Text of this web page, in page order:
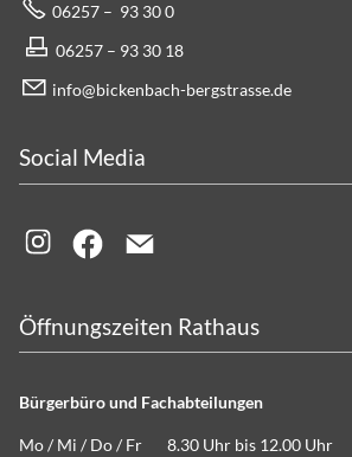
06257 – 93 30 0
06257 – 93 30 18
info@bickenbach-bergstrasse.de
Social Media
Öffnungszeiten Rathaus
Bürgerbüro und Fachabteilungen
Mo / Mi / Do / Fr 8.30 Uhr bis 12.00 Uhr